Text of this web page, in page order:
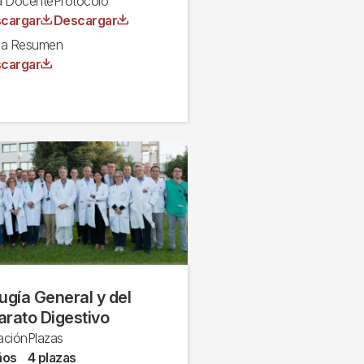
Archivo
Descargar
Resumen
General y del
Digestivo
Plazas
4 plazas